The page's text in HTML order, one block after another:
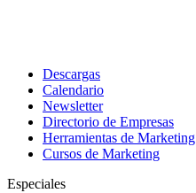
Descargas
Calendario
Newsletter
Directorio de Empresas
Herramientas de Marketing
Cursos de Marketing
Especiales